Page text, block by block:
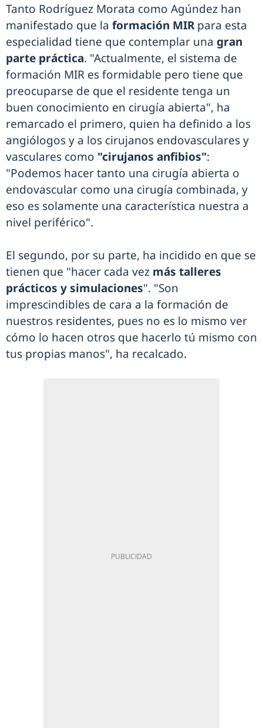
Tanto Rodríguez Morata como Agúndez han
manifestado que la formación MIRpara esta
especialidad tiene que contemplar una gran
parte práctica. "Actualmente, el sistema de
formación MIR es formidable pero tiene que
preocuparse de que el residente tenga un
buen conocimiento en cirugía abierta", ha
remarcado el primero, quien ha definido a los
angiólogos y a los cirujanos endovasculares y
vasculares como "cirujanos anfibios":
"Podemos hacer tanto una cirugía abierta o
endovascular como una cirugía combinada, y
eso es solamente una característica nuestra a
nivel periférico".
El segundo, por su parte, ha incidido en que se
tienen que "hacer cada vez más talleres
prácticos y simulaciones". "Son
imprescindibles de cara a la formación de
nuestros residentes, pues no es lo mismo ver
cómo lo hacen otros que hacerlo tú mismo con
tus propias manos", ha recalcado.